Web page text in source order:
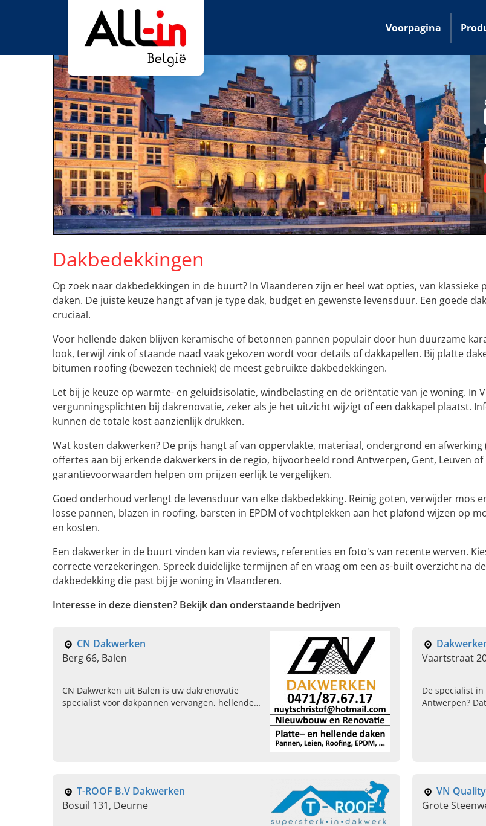
Voorpagina
Dakbedekkingen
Op zoek naar dakbedekkingen in de buurt? In Vlaanderen zijn er heel wat opties, van
daken. De juiste keuze hangt af van je type dak, budget en gewenste levensduur. Een goede
cruciaal.
Voor hellende daken blijven keramische of betonnen pannen populair door hun duurzame
look, terwijl zink of staande naad vaak gekozen wordt voor details of dakkapellen. Bij platte
bitumen roofing (bewezen techniek) de meest gebruikte dakbedekkingen.
Let bij je keuze op warmte- en geluidsisolatie, windbelasting en de oriëntatie van je woning. In
vergunningsplichten bij dakrenovatie, zeker als je het uitzicht wijzigt of een dakkapel plaatst.
kunnen de totale kost aanzienlijk drukken.
Wat kosten dakwerken? De prijs hangt af van oppervlakte, materiaal, ondergrond en
offertes aan bij erkende dakwerkers in de regio, bijvoorbeeld rond Antwerpen, Gent, Leuven
garantievoorwaarden helpen om prijzen eerlijk te vergelijken.
Goed onderhoud verlengt de levensduur van elke dakbedekking. Reinig goten, verwijder mos
losse pannen, blazen in roofing, barsten in EPDM of vochtplekken aan het plafond wijzen op
en kosten.
Een dakwerker in de buurt vinden kan via reviews, referenties en foto's van recente werven.
correcte verzekeringen. Spreek duidelijke termijnen af en vraag om een as-built overzicht na
dakbedekking die past bij je woning in Vlaanderen.
Interesse in deze diensten? Bekijk dan onderstaande bedrijven
CN Dakwerken
Berg 66, Balen
CN Dakwerken uit Balen is uw dakrenovatie
specialist voor dakpannen vervangen, hellende
Vaartstraat
De specialist
Antwerpen?
T-ROOF B.V Dakwerken
Bosuil 131, Deurne
VN Quality
Grote